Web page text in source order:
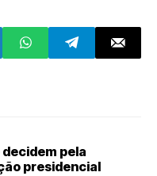
decidem pela
presidencial